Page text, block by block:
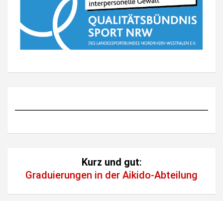
Kurz und gut:
Graduierungen in der Aikido-Abteilung